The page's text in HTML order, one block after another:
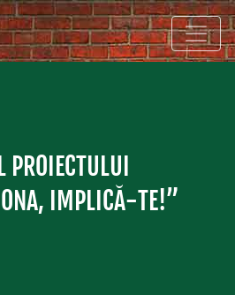
PROIECTULUI
IMPLICĂ-TE!”